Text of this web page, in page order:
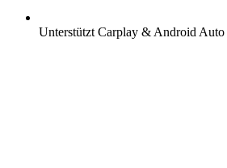
Unterstützt Carplay & Android Auto